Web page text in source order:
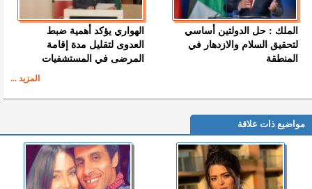
الملك : حل الدولتين أساسي
لتحقيق السلام والازدهار في
المنطقة
الهواري يؤكد أهمية ضبط
العدوى لتقليل مدة إقامة
المرضى في المستشفيات
المزيد ...
مواضيع ذات علاقة